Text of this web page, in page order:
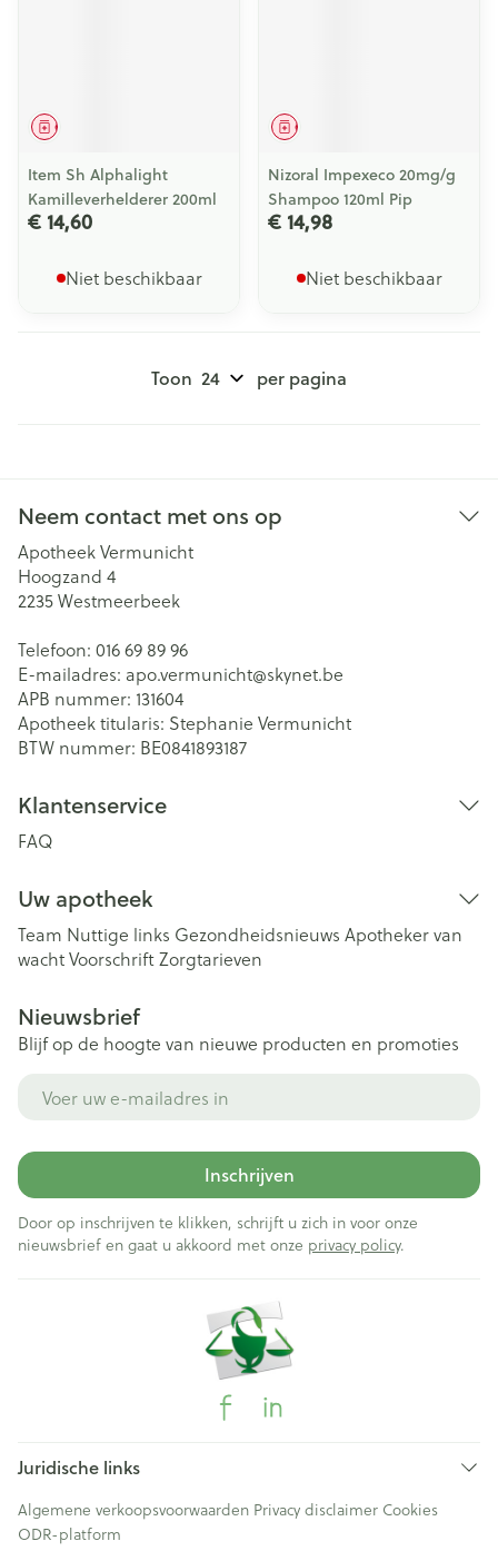
Geneesmiddel
Item Sh Alphalight
Kamilleverhelderer 200ml
€ 14,60
Niet beschikbaar
Geneesmiddel
Nizoral Impexeco 20mg/g
Shampoo 120ml Pip
€ 14,98
Niet beschikbaar
Toon per pagina
Neem contact met ons op
Apotheek Vermunicht
Hoogzand 4
2235Westmeerbeek
Telefoon: 016 69 89 96
E-mailadres: apo.vermunicht@skynet.be
APB nummer: 131604
Apotheek titularis: Stephanie Vermunicht
BTW nummer: BE0841893187
Klantenservice
FAQ
Uw apotheek
Team Nuttige links Gezondheidsnieuws Apotheker van
wachtVoorschriftZorgtarieven
Nieuwsbrief
Blijf op de hoogte van nieuwe producten en promoties
Inschrijven
Door op inschrijven te klikken, schrijft u zich in voor onze
nieuwsbrief en gaat u akkoord met onze privacy policy.
Juridische links
Algemene verkoopsvoorwaarden Privacy disclaimer Cookies
ODR-platform